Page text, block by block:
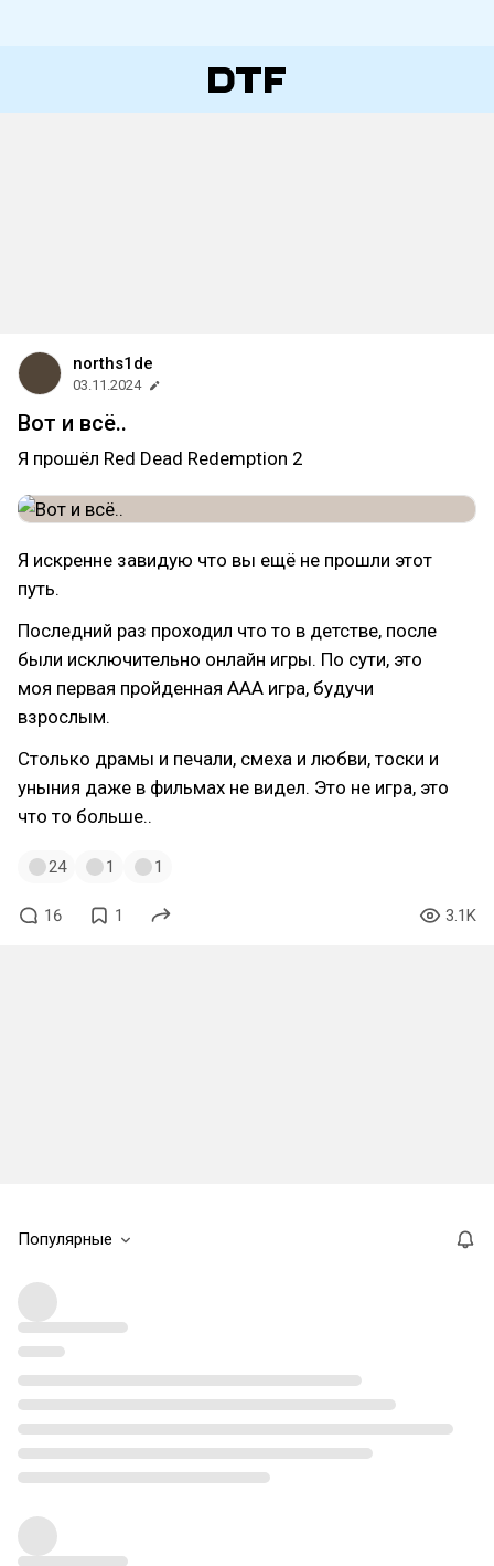
norths1de
03.11.2024
Вот и всё..
Я прошёл Red Dead Redemption 2
Я искренне завидую что вы ещё не прошли этот
путь.
Последний раз проходил что то в детстве, после
были исключительно онлайн игры. По сути, это
моя первая пройденная AAA игра, будучи
взрослым.
Столько драмы и печали, смеха и любви, тоски и
уныния даже в фильмах не видел. Это не игра, это
что то больше..
24 1 1
16 1 3.1K
Популярные